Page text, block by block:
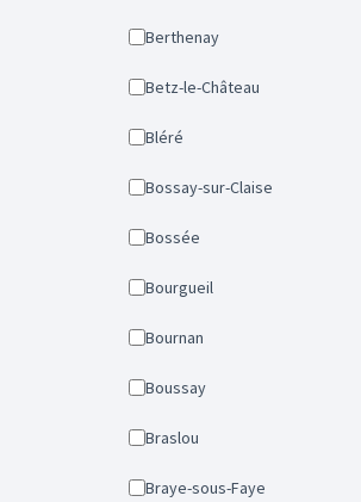
Berthenay
Betz-le-Château
Bléré
Bossay-sur-Claise
Bossée
Bourgueil
Bournan
Boussay
Braslou
Braye-sous-Faye